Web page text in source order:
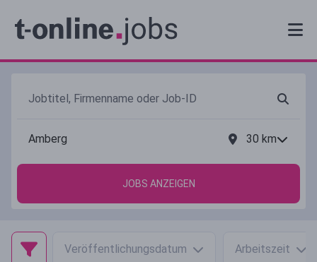
30 km
JOBS ANZEIGEN
Veröffentlichungsdatum Arbeitszeit